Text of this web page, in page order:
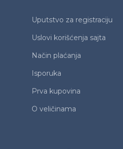
Uputstvo za registraciju
Uslovi korišćenja sajta
Način plaćanja
Isporuka
Prva kupovina
O veličinama